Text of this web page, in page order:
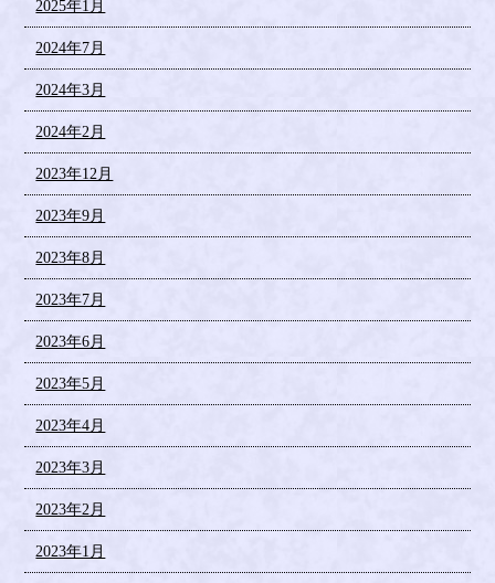
2025年1月
2024年7月
2024年3月
2024年2月
2023年12月
2023年9月
2023年8月
2023年7月
2023年6月
2023年5月
2023年4月
2023年3月
2023年2月
2023年1月